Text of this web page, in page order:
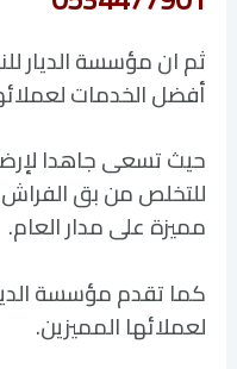
ثم ان مؤسسة الديار
أفضل الخدمات
حيث تسعى جاهدا
للتخلص من بق
مميزة على مدار العام.
كما تقدم مؤسسة
لعملائها المميزين.